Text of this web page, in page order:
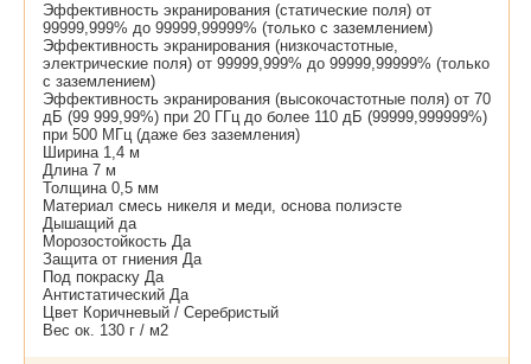
Эффективность экранирования (статические поля) от
99999,999% до 99999,99999% (только с заземлением)
Эффективность экранирования (низкочастотные,
электрические поля) от 99999,999% до 99999,99999% (только
с заземлением)
Эффективность экранирования (высокочастотные поля) от 70
дБ (99 999,99%) при 20 ГГц до более 110 дБ (99999,999999%)
при 500 МГц (даже без заземления)
Ширина 1,4 м
Длина 7 м
Толщина 0,5 мм
Материал смесь никеля и меди, основа полиэсте
Дышащий да
Морозостойкость Да
Защита от гниения Да
Под покраску Да
Антистатический Да
Цвет Коричневый / Серебристый
Вес ок. 130 г / м2